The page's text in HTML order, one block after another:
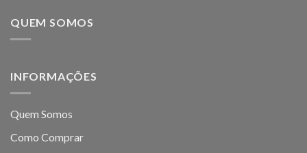
QUEM SOMOS
INFORMAÇÕES
Quem Somos
Como Comprar